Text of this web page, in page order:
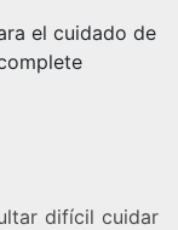
difícil cuidar